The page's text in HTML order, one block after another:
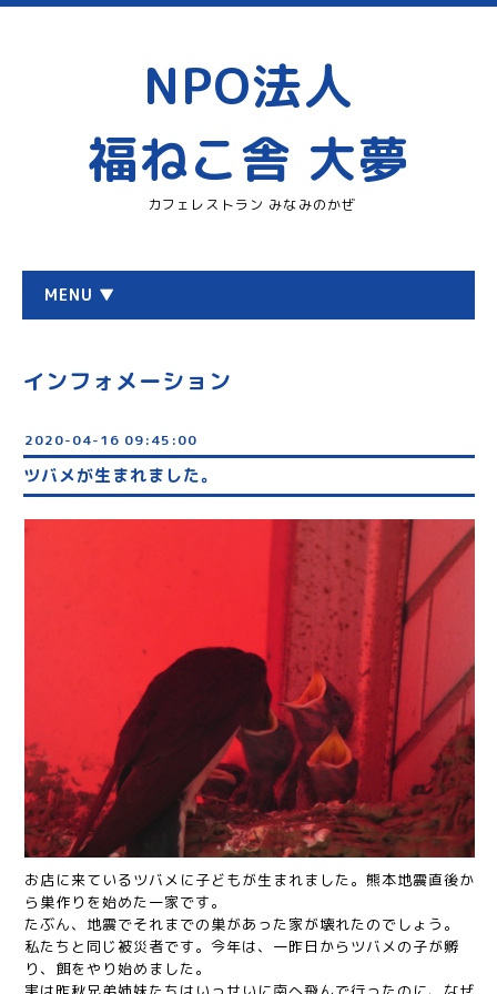
NPO法人
福ねこ舎 大夢
カフェレストラン みなみのかぜ
MENU ▼
インフォメーション
2020-04-16 09:45:00
ツバメが生まれました。
お店に来ているツバメに子どもが生まれました。熊本地震直後か
ら巣作りを始めた一家です。
たぶん、地震でそれまでの巣があった家が壊れたのでしょう。
私たちと同じ被災者です。今年は、一昨日からツバメの子が孵
り、餌をやり始めました。